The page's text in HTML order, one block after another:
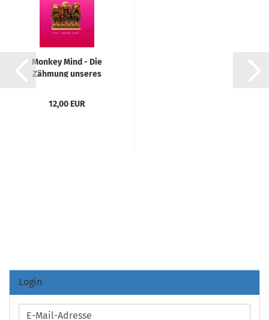
Monkey Mind - Die
Zähmung unseres
12,00 EUR
Login
E-